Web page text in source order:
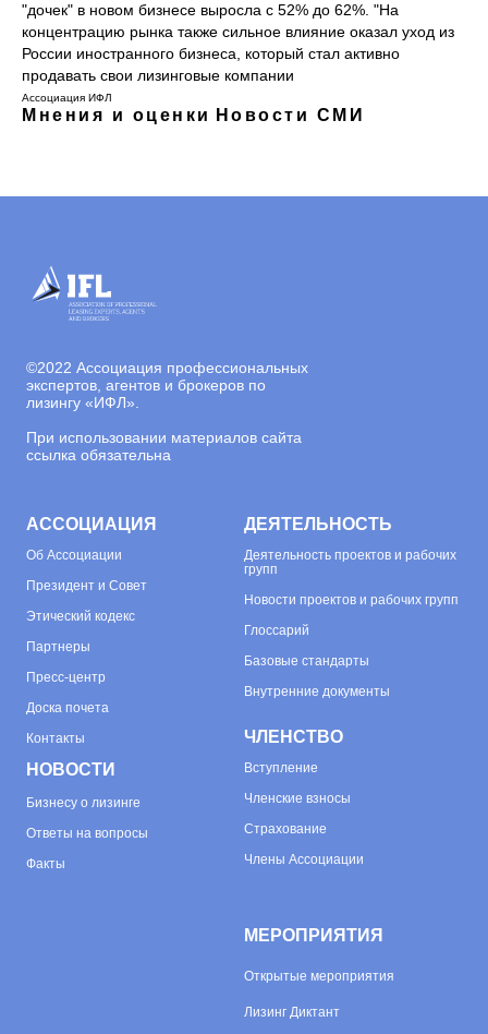
"дочек" в новом бизнесе выросла с 52% до 62%. "На
концентрацию рынка также сильное влияние оказал уход из
России иностранного бизнеса, который стал активно
продавать свои лизинговые компании
Ассоциация ИФЛ
Мнения и оценки Новости СМИ
©2022 Ассоциация профессиональных
экспертов, агентов и брокеров по
лизингу «ИФЛ».
При использовании материалов сайта
ссылка обязательна
АССОЦИАЦИЯ
Об Ассоциации
Президент и Совет
Этический кодекс
Партнеры
Пресс-центр
Доска почета
Контакты
НОВОСТИ
Бизнесу о лизинге
Ответы на вопросы
Факты
ДЕЯТЕЛЬНОСТЬ
Деятельность проектов и рабочих
групп
Новости проектов и рабочих групп
Глоссарий
Базовые стандарты
Внутренние документы
ЧЛЕНСТВО
Вступление
Членские взносы
Страхование
Члены Ассоциации
МЕРОПРИЯТИЯ
Открытые мероприятия
Лизинг Диктант